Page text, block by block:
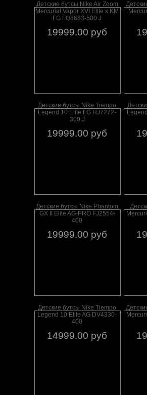
Детские бутсы Nike Air Zoom
Mercurial Vapor XVI Elite x KM
FG FQ8683-500 J
19999.00 руб
Детские бутсы Nike Tiempo
Legend 10 Elite FG HJ7272-
300 J
19999.00 руб
Детские бутсы Nike Phantom
GX II Elite AG-PRO FJ2554-
400
19999.00 руб
Детские бутсы Nike Tiempo
Legend 10 Elite AG DV4330-
400
14999.00 руб